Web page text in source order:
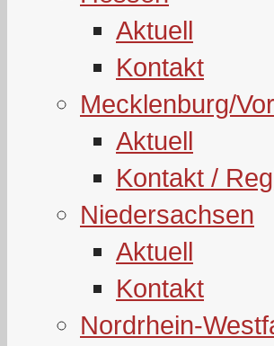
Aktuell
Kontakt
Mecklenburg/
Aktuell
Kontakt /
Niedersachsen
Aktuell
Kontakt
Nordrhein-